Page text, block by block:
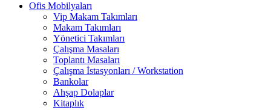
Ofis Mobilyaları
Vip Makam Takımları
Makam Takımları
Yönetici Takımları
Çalışma Masaları
Toplantı Masaları
Çalışma İstasyonları / Workstation
Bankolar
Ahşap Dolaplar
Kitaplık